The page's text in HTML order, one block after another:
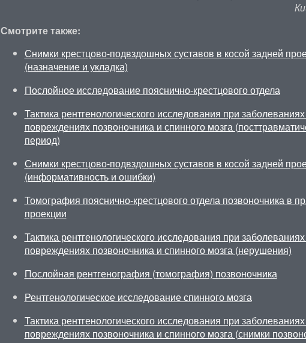
Смотрите также:
Снимки крестцово-подвздошных суставов в косой задней
(назначение и укладка)
Послойное исследование пояснично-крестцового отдела
Тактика рентгенологического исследования при
повреждениях позвоночника и спинного мозга
период)
Снимки крестцово-подвздошных суставов в косой задней
(информативность и ошибки)
Томография пояснично-крестцового отдела позвоночника в
проекции
Тактика рентгенологического исследования при
повреждениях позвоночника и спинного мозга (нерушения)
Послойная рентгенография (томография) позвоночника
Рентгенологическое исследование спинного мозга
Тактика рентгенологического исследования при
повреждениях позвоночника и спинного мозга (снимки